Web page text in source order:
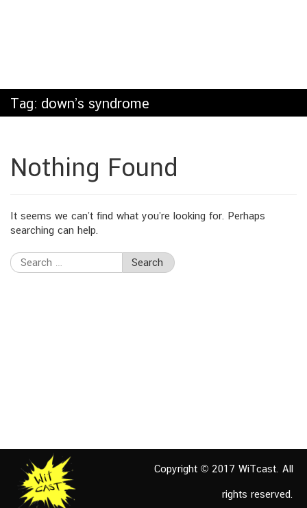
Tag: down’s syndrome
Nothing Found
It seems we can’t find what you’re looking for. Perhaps
searching can help.
Search
for:
Copyright © 2017 WiTcast. All
rights reserved.